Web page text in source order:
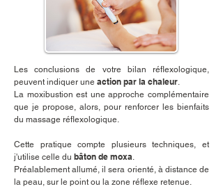
Les conclusions de votre bilan réflexologique,
peuvent indiquer une action par la chaleur.
La moxibustion est une approche complémentaire
que je propose, alors, pour renforcer les bienfaits
du massage réflexologique.
Cette pratique compte plusieurs techniques, et
j'utilise celle du bâton de moxa.
Préalablement allumé, il sera orienté, à distance de
la peau, sur le point ou la zone réflexe retenue.